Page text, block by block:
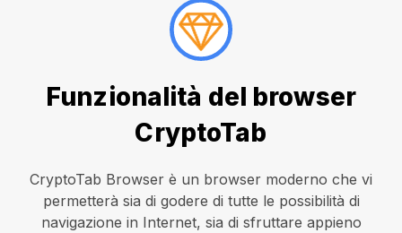
Funzionalità del browser
CryptoTab
CryptoTab Browser è un browser moderno che vi
permetterà sia di godere di tutte le possibilità di
navigazione in Internet, sia di sfruttare appieno